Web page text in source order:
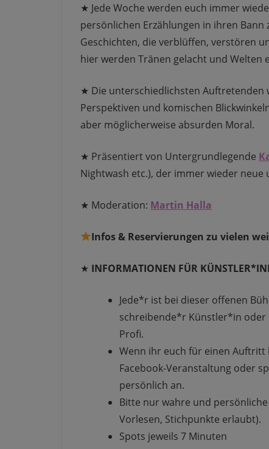
★ Jede Woche werden euch immer
persönlichen Erzählungen in ihren
Geschichten, die verblüffen, verstören
hier werden Tränen gelacht und Welten
★ Die unterschiedlichsten
Perspektiven und komischen
aber möglicherweise absurden Moral.
★ Präsentiert von Untergrundlegende
Nightwash etc.), der immer wieder
★ Moderation: Martin Halla
Infos & Reservierungen zu vielen
★ INFORMATIONEN FÜR
Jede*r ist bei dieser offenen
schreibende*r Künstler*in oder
Profi.
Wenn ihr euch für einen Auftritt
Facebook-Veranstaltung oder
persönlich an.
Bitte nur wahre und
Vorlesen, Stichpunkte erlaubt).
Spots jeweils 7 Minuten